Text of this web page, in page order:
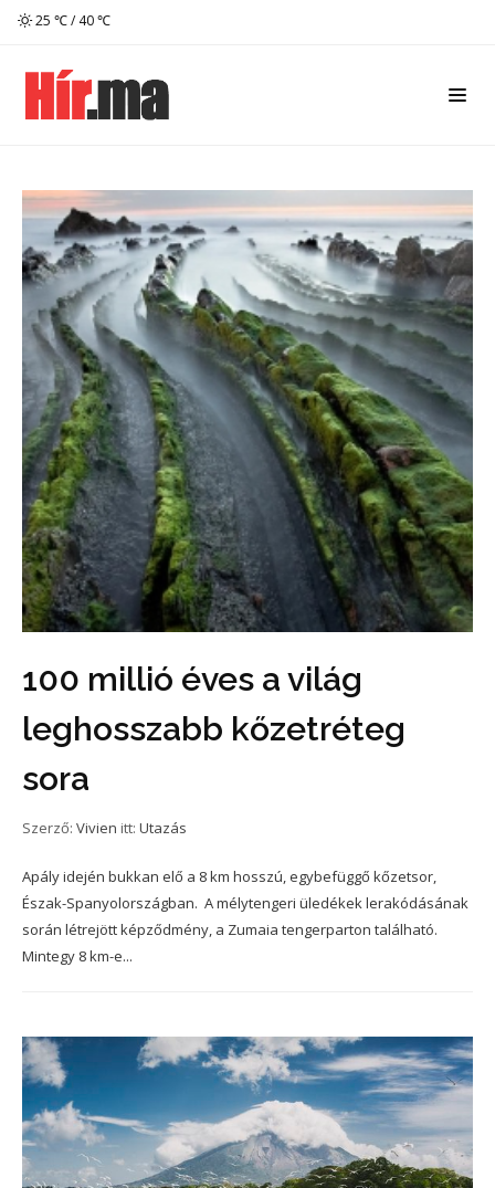
25 ℃ / 40 ℃
100 millió éves a világ
leghosszabb kőzetréteg
sora
Szerző: Vivien itt: Utazás
Apály idején bukkan elő a 8 km hosszú, egybefüggő kőzetsor,
Észak-Spanyolországban. A mélytengeri üledékek lerakódásának
során létrejött képződmény, a Zumaia tengerparton található.
Mintegy 8 km-e...